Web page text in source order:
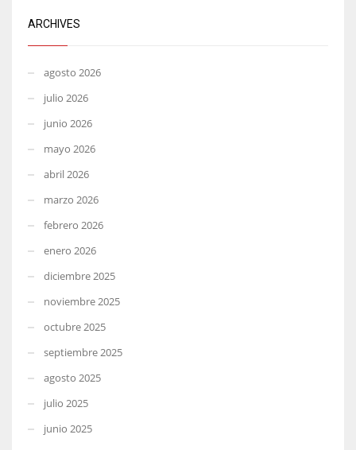
ARCHIVES
agosto 2026
julio 2026
junio 2026
mayo 2026
abril 2026
marzo 2026
febrero 2026
enero 2026
diciembre 2025
noviembre 2025
octubre 2025
septiembre 2025
agosto 2025
julio 2025
junio 2025